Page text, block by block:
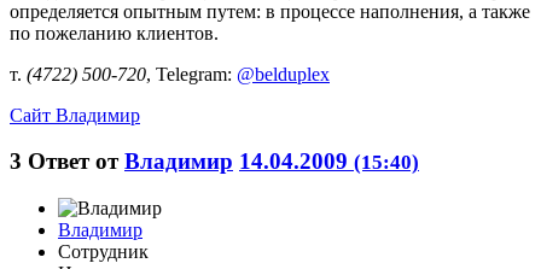
определяется опытным путем: в процессе наполнения, а также
по пожеланию клиентов.
т. (4722) 500-720, Telegram: @belduplex
Сайт Владимир
3 Ответ отВладимир 14.04.2009 (15:40)
Владимир
Сотрудник